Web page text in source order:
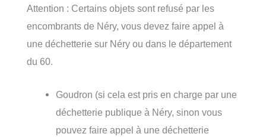
Attention : Certains objets sont refusé par les
encombrants de Néry, vous devez faire appel à
une déchetterie sur Néry ou dans le département
du 60.
Goudron (si cela est pris en charge par une
déchetterie publique à Néry, sinon vous
pouvez faire appel à une déchetterie